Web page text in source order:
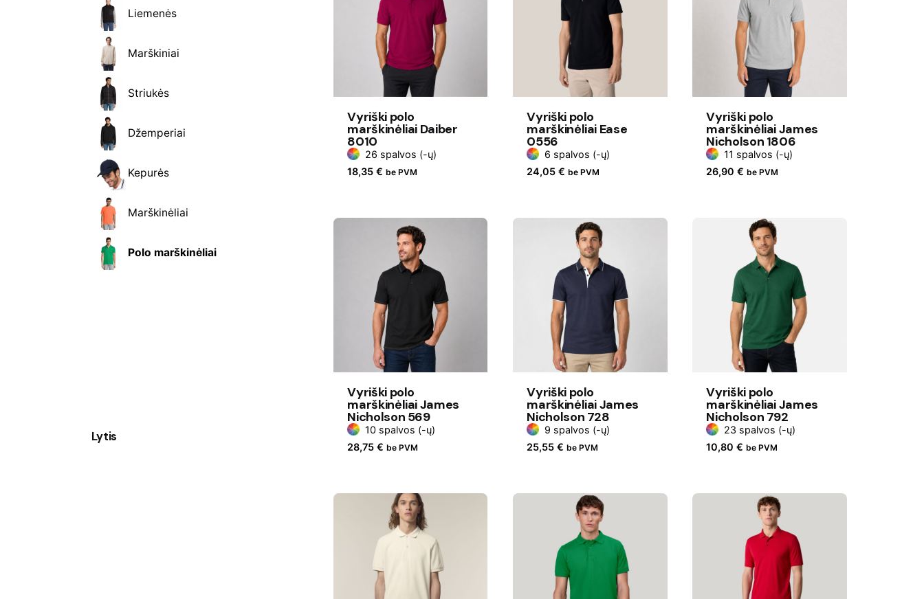
Liemenės
Marškiniai
Striukės
Džemperiai
Kepurės
Marškinėliai
Polo marškinėliai
Lytis
Vyriški polo
marškinėliai Daiber
8010
26 spalvos (-ų)
18,35€ be PVM
Vyriški polo
marškinėliai Ease
0556
6 spalvos (-ų)
24,05€ be PVM
Vyriški polo
marškinėliai James
Nicholson 1806
11 spalvos (-ų)
26,90€ be PVM
Vyriški polo
marškinėliai James
Nicholson 569
10 spalvos (-ų)
28,75€ be PVM
Vyriški polo
marškinėliai James
Nicholson 728
9 spalvos (-ų)
25,55€ be PVM
Vyriški polo
marškinėliai James
Nicholson 792
23 spalvos (-ų)
10,80€ be PVM